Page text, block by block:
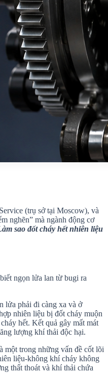
(trụ sở tại Moscow), và
nghẽn” mà ngành động cơ
sao đốt cháy hết nhiên liệu
ngọn lửa lan từ bugi ra
lửa phải đi càng xa và ở
nhiên liệu bị đốt cháy muộn
hết. Kết quả gây mất mát
lượng khí thải độc hại.
một trong những vấn đề cốt lõi
liệu-không khí cháy không
thất thoát và khí thải chứa